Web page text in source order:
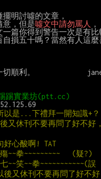
明討噓的文章，
意，但是噓文中請勿罵人
，
一篇你得到警告一次是有
自損五十嗎？當然有人這
一切順利。
以是...下禮拜一開知識+？
又休刊不要再問了好不好
好心酸啊! TAT
~~拳~~~~~~~~~   (疑?)
~~笑~~拳~~~~~~~~~~~(誤
又休刊不要再問了好不